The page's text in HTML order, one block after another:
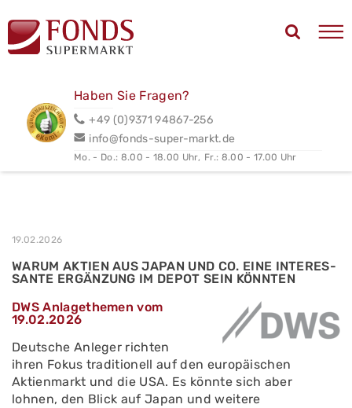
Haben Sie Fragen?
+49 (0)9371 94867-256
info@fonds-super-markt.de
Mo. - Do.: 8.00 - 18.00 Uhr, Fr.: 8.00 - 17.00 Uhr
19.02.2026
WAR­UM AK­TI­EN AUS JA­PAN UND CO. EI­NE IN­TER­ES­
SAN­TE ER­GÄN­ZUNG IM DE­POT SEIN KÖNN­TEN
DWS Anlagethemen vom
19.02.2026
Deutsche Anleger richten
ihren Fokus traditionell auf den europäischen
Aktienmarkt und die USA. Es könnte sich aber
lohnen, den Blick auf Japan und weitere